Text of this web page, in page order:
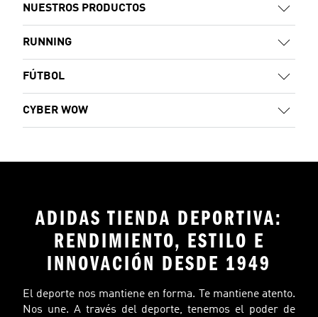
NUESTROS PRODUCTOS
RUNNING
FÚTBOL
CYBER WOW
ADIDAS TIENDA DEPORTIVA:
RENDIMIENTO, ESTILO E
INNOVACIÓN DESDE 1949
El deporte nos mantiene en forma. Te mantiene atento.
Nos une. A través del deporte, tenemos el poder de